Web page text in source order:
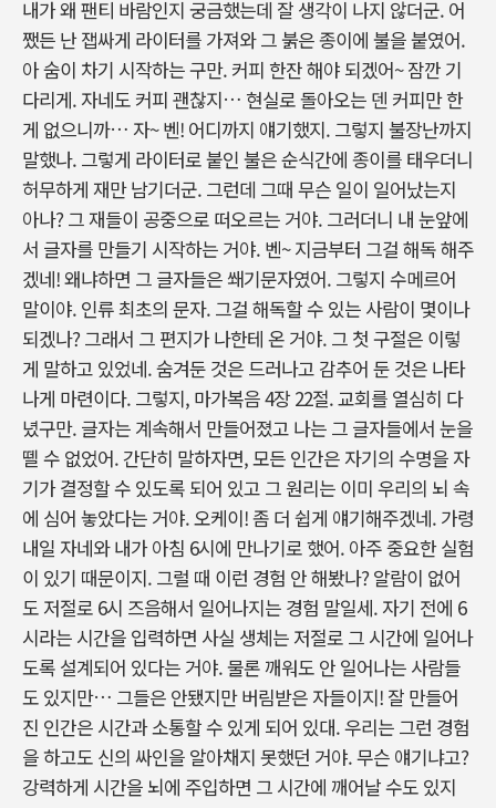
내가 왜 팬티 바람인지 궁금했는데 잘 생각이 나지 않더군. 어
쨌든 난 잽싸게 라이터를 가져와 그 붉은 종이에 불을 붙였어.
아 숨이 차기 시작하는 구만. 커피 한잔 해야 되겠어~ 잠깐 기
다리게. 자네도 커피 괜찮지… 현실로 돌아오는 덴 커피만 한
게 없으니까… 자~ 벤! 어디까지 얘기했지. 그렇지 불장난까지
말했나. 그렇게 라이터로 붙인 불은 순식간에 종이를 태우더니
허무하게 재만 남기더군. 그런데 그때 무슨 일이 일어났는지
아나? 그 재들이 공중으로 떠오르는 거야. 그러더니 내 눈앞에
서 글자를 만들기 시작하는 거야. 벤~ 지금부터 그걸 해독 해주
겠네! 왜냐하면 그 글자들은 쐐기문자였어. 그렇지 수메르어
말이야. 인류 최초의 문자. 그걸 해독할 수 있는 사람이 몇이나
되겠나? 그래서 그 편지가 나한테 온 거야. 그 첫 구절은 이렇
게 말하고 있었네. 숨겨둔 것은 드러나고 감추어 둔 것은 나타
나게 마련이다. 그렇지, 마가복음 4장 22절. 교회를 열심히 다
녔구만. 글자는 계속해서 만들어졌고 나는 그 글자들에서 눈을
뗄 수 없었어. 간단히 말하자면, 모든 인간은 자기의 수명을 자
기가 결정할 수 있도록 되어 있고 그 원리는 이미 우리의 뇌 속
에 심어 놓았다는 거야. 오케이! 좀 더 쉽게 얘기해주겠네. 가령
내일 자네와 내가 아침 6시에 만나기로 했어. 아주 중요한 실험
이 있기 때문이지. 그럴 때 이런 경험 안 해봤나? 알람이 없어
도 저절로 6시 즈음해서 일어나지는 경험 말일세. 자기 전에 6
시라는 시간을 입력하면 사실 생체는 저절로 그 시간에 일어나
도록 설계되어 있다는 거야. 물론 깨워도 안 일어나는 사람들
도 있지만… 그들은 안됐지만 버림받은 자들이지! 잘 만들어
진 인간은 시간과 소통할 수 있게 되어 있대. 우리는 그런 경험
을 하고도 신의 싸인을 알아채지 못했던 거야. 무슨 얘기냐고?
강력하게 시간을 뇌에 주입하면 그 시간에 깨어날 수도 있지